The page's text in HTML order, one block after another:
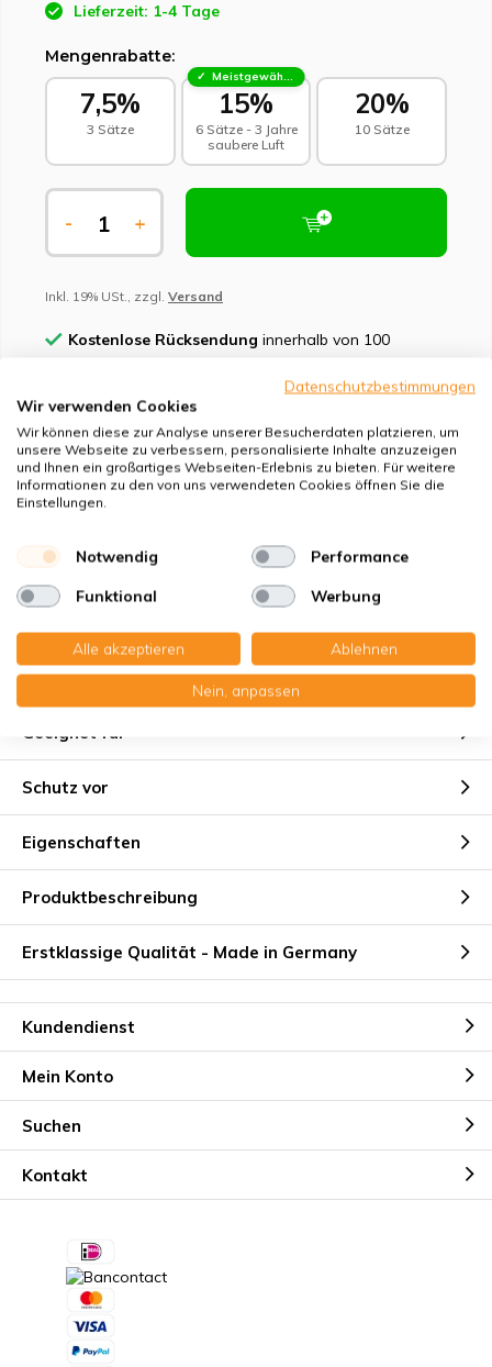
Lieferzeit: 1-4 Tage
Mengenrabatte:
7,5%
3 Sätze
Meistgewählt - Nachhaltige Wahl
15%
6 Sätze - 3 Jahre
saubere Luft
20%
10 Sätze
- +
Inkl. 19% USt., zzgl. Versand
Kostenlose Rücksendung innerhalb von 100
Klimaneutraler Versand
Käuferschutzmit Trusted Shops
Sichere Zahlung mit:
Coarse 90% (Originales Filter)
Geeignet für
Schutz vor
Eigenschaften
Produktbeschreibung
Erstklassige Qualität - Made in Germany
Kundendienst
Mein Konto
Suchen
Kontakt
Datenschutzbestimmungen
Wir verwenden Cookies
Wir können diese zur Analyse unserer Besucherdaten platzieren, um
unsere Webseite zu verbessern, personalisierte Inhalte anzuzeigen
und Ihnen ein großartiges Webseiten-Erlebnis zu bieten. Für weitere
Informationen zu den von uns verwendeten Cookies öffnen Sie die
Einstellungen.
Notwendig Performance
Funktional Werbung
Alle akzeptieren Ablehnen
Nein, anpassen